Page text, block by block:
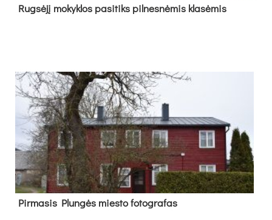
Rug­sė­jį mo­kyk­los pa­si­tiks pil­nes­nė­mis kla­sė­mis
Pir­ma­sis Plun­gės mies­to fo­tog­ra­fas